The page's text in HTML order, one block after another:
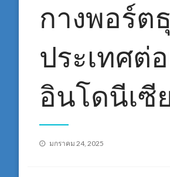
กางพอร์ต
ประเทศต่
อินโดนีเซี
Posted
มกราคม 24, 2025